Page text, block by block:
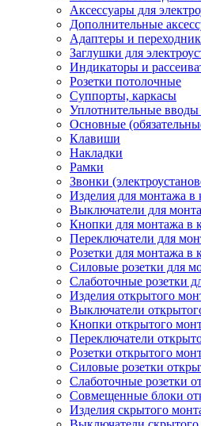
Аксессуары для
Дополнительные
Адаптеры и
Заглушки для
Индикаторы и
Розетки потолочные
Суппорты, каркасы
Уплотнительные вводы
Основные
Клавиши
Накладки
Рамки
Звонки
Изделия для монтажа в
Выключатели для
Кнопки для монтажа в
Переключатели для
Розетки для монтажа в
Силовые розетки для
Слаботочные розетки
Изделия открытого
Выключатели
Кнопки открытого
Переключатели
Розетки открытого
Силовые розетки
Слаботочные розетки
Совмещенные блоки
Изделия скрытого